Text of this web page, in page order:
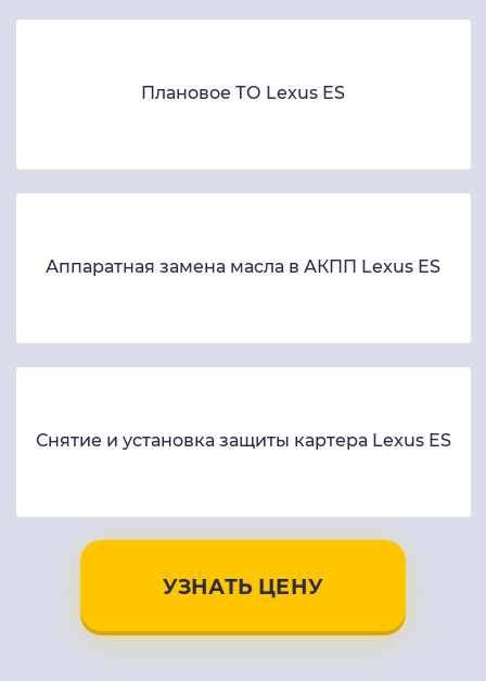
Плановое ТО Lexus ES
Аппаратная замена масла в АКПП Lexus ES
Снятие и установка защиты картера Lexus ES
УЗНАТЬ ЦЕНУ